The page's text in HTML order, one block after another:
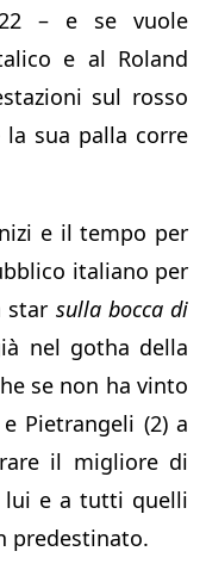
– e se vuole
e al Roland
sul rosso
sua palla corre
e il tempo per
italiano per
star sulla bocca di
nel gotha della
se non ha vinto
Pietrangeli (2) a
il migliore di
e a tutti quelli
predestinato.